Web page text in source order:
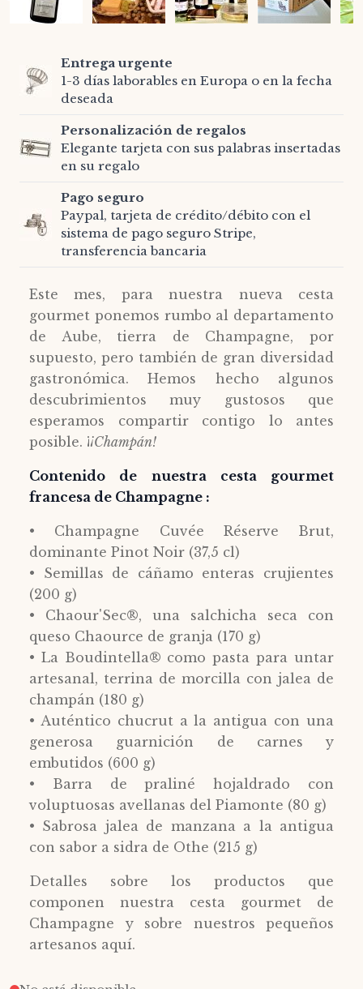
Entrega urgente
1-3 días laborables en Europa o en la fecha
deseada
Personalización de regalos
Elegante tarjeta con sus palabras insertadas
en su regalo
Pago seguro
Paypal, tarjeta de crédito/débito con el
sistema de pago seguro Stripe,
transferencia bancaria
Este mes, para nuestra nueva cesta
gourmet ponemos rumbo al departamento
de Aube, tierra de Champagne, por
supuesto, pero también de gran diversidad
gastronómica. Hemos hecho algunos
descubrimientos muy gustosos que
esperamos compartir contigo lo antes
posible. ¡¡Champán!
Contenido de nuestra cesta gourmet
francesa de Champagne :
• Champagne Cuvée Réserve Brut,
dominante Pinot Noir (37,5 cl)
• Semillas de cáñamo enteras crujientes
(200 g)
• Chaour'Sec®, una salchicha seca con
queso Chaource de granja (170 g)
• La Boudintella® como pasta para untar
artesanal, terrina de morcilla con jalea de
champán (180 g)
• Auténtico chucrut a la antigua con una
generosa guarnición de carnes y
embutidos (600 g)
• Barra de praliné hojaldrado con
voluptuosas avellanas del Piamonte (80 g)
• Sabrosa jalea de manzana a la antigua
con sabor a sidra de Othe (215 g)
Detalles sobre los productos que
componen nuestra cesta gourmet de
Champagne y sobre nuestros pequeños
artesanos aquí.